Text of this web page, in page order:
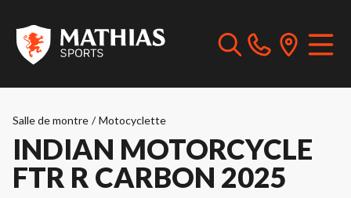
Salle de montre / Motocyclette
INDIAN MOTORCYCLE
FTR R CARBON 2025